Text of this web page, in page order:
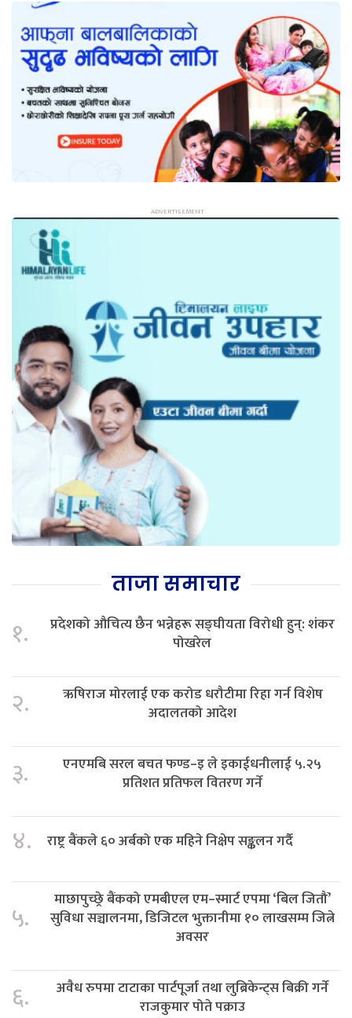
ताजा समाचार
१.
प्रदेशको औचित्य छैन भन्नेहरू सङ्घीयता विरोधी हुन्: शंकर
पोखरेल
२.
ऋषिराज मोरलाई एक करोड धरौटीमा रिहा गर्न विशेष
अदालतको आदेश
३.
एनएमबि सरल बचत फण्ड–इ ले इकाईधनीलाई ५.२५
प्रतिशत प्रतिफल वितरण गर्ने
४. राष्ट्र बैंकले ६० अर्बको एक महिने निक्षेप सङ्कलन गर्दै
५.
माछापुच्छ्रे बैंकको एमबीएल एम–स्मार्ट एपमा ‘बिल जितौं’
सुविधा सञ्चालनमा, डिजिटल भुक्तानीमा १० लाखसम्म जित्ने
अवसर
६.
अवैध रुपमा टाटाका पार्टपूर्जा तथा लुब्रिकेन्ट्स बिक्री गर्ने
राजकुमार पोते पक्राउ